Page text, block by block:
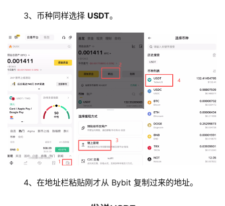
3、币种同样选择 USDT。
4、在地址栏粘贴刚才从 Bybit 复制过来的地址。